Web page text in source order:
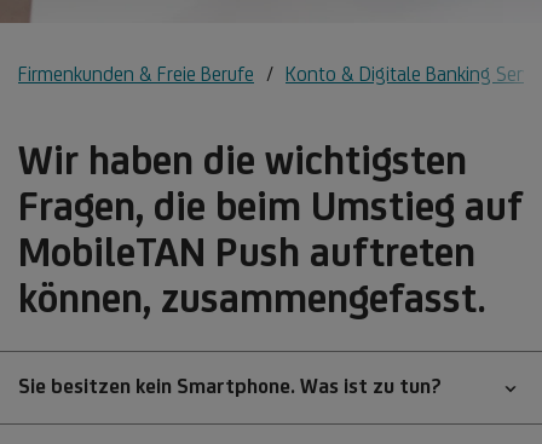
Firmenkunden & Freie Berufe Konto & Digitale Banking
Wir haben die wichtigsten
Fragen, die beim Umstieg auf
MobileTAN Push auftreten
können, zusammengefasst.
Sie besitzen kein Smartphone. Was ist zu tun?